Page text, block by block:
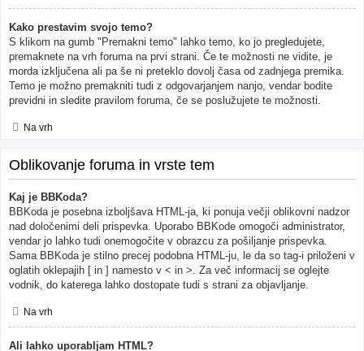
Kako prestavim svojo temo?
S klikom na gumb "Premakni temo" lahko temo, ko jo pregledujete,
premaknete na vrh foruma na prvi strani. Če te možnosti ne vidite, je
morda izključena ali pa še ni preteklo dovolj časa od zadnjega premika.
Temo je možno premakniti tudi z odgovarjanjem nanjo, vendar bodite
previdni in sledite pravilom foruma, če se poslužujete te možnosti.
Na vrh
Oblikovanje foruma in vrste tem
Kaj je BBKoda?
BBKoda je posebna izboljšava HTML-ja, ki ponuja večji oblikovni nadzor
nad določenimi deli prispevka. Uporabo BBKode omogoči administrator,
vendar jo lahko tudi onemogočite v obrazcu za pošiljanje prispevka.
Sama BBKoda je stilno precej podobna HTML-ju, le da so tag-i priloženi v
oglatih oklepajih [ in ] namesto v < in >. Za več informacij se oglejte
vodnik, do katerega lahko dostopate tudi s strani za objavljanje.
Na vrh
Ali lahko uporabljam HTML?